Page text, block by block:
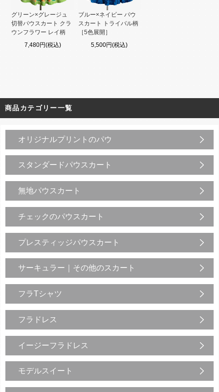
グリーン×グレージュ
切替パウスカート クラ
ウンフラワー レイ柄
7,480円(税込)
ブルー×ネイビー パウ
スカート トライバル柄
［5色展開］
5,500円(税込)
商品カテゴリー一覧
オリジナルプリントのパウ
スタンダードパウスカート
無地パウスカート
チェックのパウスカート
プレスティッジパウスカート
サーキュラー｜その他のスカート
フラTシャツ
フラドレス
イージーフラドレス
モデルスイート